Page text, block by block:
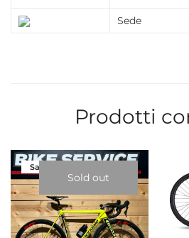
Sede
Prodotti
Sale!
Sold out